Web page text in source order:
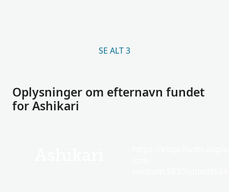
SE ALT 3
Oplysninger om efternavn fundet
for Ashikari